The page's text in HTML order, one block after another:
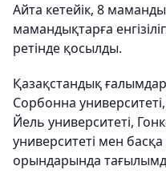
​Айта кетейік, 8
мамандықтарға
ретінде қосылды.
Қазақстандық
Сорбонна
Йель университеті,
университеті мен
орындарында